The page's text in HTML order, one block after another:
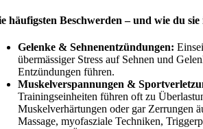
häufigsten Beschwerden – und wie du
Gelenke & Sehnenentzündungen:
übermässiger Stress auf Sehnen und
Entzündungen führen.
Muskelverspannungen &
Trainingseinheiten führen oft zu
Muskelverhärtungen oder gar Zerrungen
Massage, myofasziale Techniken,